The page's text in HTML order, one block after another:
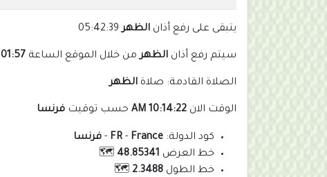
يتبقى على رفع أذان الظهر 05:42:38
سيتم رفع أذان الظهرمن خلال الموقع الساعة 01:57 pm
الصلاة القادمة: صلاة الظهر
الوقت الان 10:14:23 AM حسب توقيت فرنسا
كود الدولة: FR - France
- فرنسا
خط العرض 48.85341
🗺️
خط الطول 2.3488
🗺️